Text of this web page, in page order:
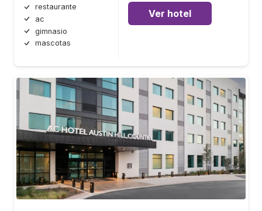
restaurante
ac
gimnasio
mascotas
Ver hotel